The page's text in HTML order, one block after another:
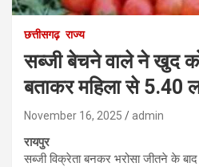
छत्तीसगढ़ राज्य
सब्जी बेचने वाले ने खुद
बताकर महिला से 5.40
November 16, 2025 admin
रायपुर
सब्जी विक्रेता बनकर भरोसा जीतने के